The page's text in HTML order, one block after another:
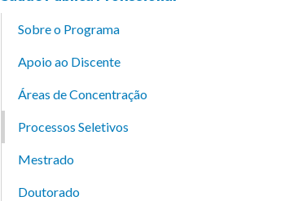
Sobre o Programa
Apoio ao Discente
Áreas de Concentração
Processos Seletivos
Mestrado
Doutorado